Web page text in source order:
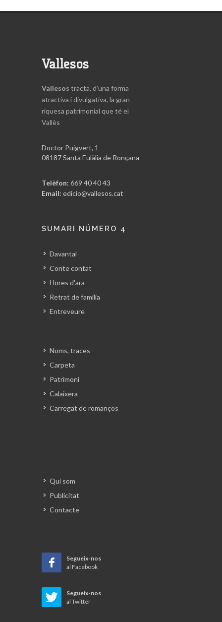
Vallesos
Vallesos tracta, d’una forma
atractiva i divulgativa, la gran
riquesa patrimonial que té el
Vallès
Doctor Puigvert, 1
08187 Santa Eulàlia de Ronçana
Telèfon: 669 40 40 43
Email: edicio@vallesos.cat
SUMARI NÚMERO 4
Davantal
Conte contat
Hores d'ara
Retrat de família
Entreveure
Noms, traces
Carpeta
Patrimoni
Calaixera
Carregat de romanços
Qui som
Publicitat
Contacte
Segueix-nos
al Facebook
Segueix-nos
al Twitter